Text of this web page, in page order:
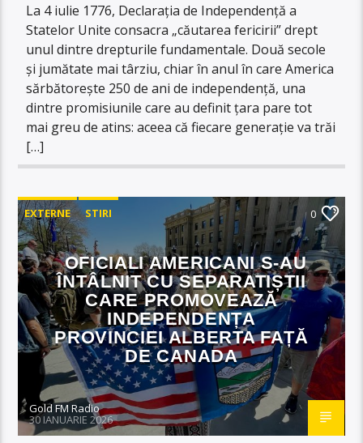
La 4 iulie 1776, Declarația de Independență a
Statelor Unite consacra „căutarea fericirii” drept
unul dintre drepturile fundamentale. Două secole
și jumătate mai târziu, chiar în anul în care America
sărbătorește 250 de ani de independență, una
dintre promisiunile care au definit țara pare tot
mai greu de atins: aceea că fiecare generație va trăi
[…]
EXTERNE STIRI 0
OFICIALI AMERICANI S-AU
ÎNTÂLNIT CU SEPARATIȘTII
CARE PROMOVEAZĂ
INDEPENDENȚA
PROVINCIEI ALBERTA FAȚĂ
DE CANADA
Gold FM Radio
30 IANUARIE 2026